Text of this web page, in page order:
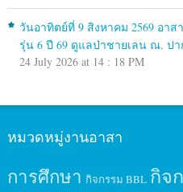
วันอาทิตย์ที่ 9 สิงหาคม 2569 อา
รุ่น 6 ปี 69 ดูแลป่าชายเลน ณ. ป
24 July 2026 at 14 : 18 PM
หมวดหมู่งานอาสา
การศึกษา กิจกรรม BBL กิจ